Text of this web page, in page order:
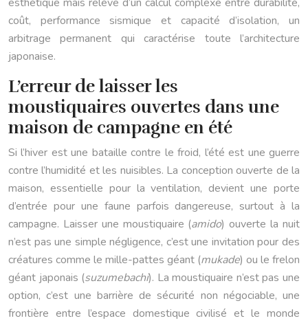
esthétique mais relève d’un calcul complexe entre durabilité,
coût, performance sismique et capacité d’isolation, un
arbitrage permanent qui caractérise toute l’architecture
japonaise.
L’erreur de laisser les
moustiquaires ouvertes dans une
maison de campagne en été
Si l’hiver est une bataille contre le froid, l’été est une guerre
contre l’humidité et les nuisibles. La conception ouverte de la
maison, essentielle pour la ventilation, devient une porte
d’entrée pour une faune parfois dangereuse, surtout à la
campagne. Laisser une moustiquaire (amido) ouverte la nuit
n’est pas une simple négligence, c’est une invitation pour des
créatures comme le mille-pattes géant (mukade) ou le frelon
géant japonais (suzumebachi). La moustiquaire n’est pas une
option, c’est une barrière de sécurité non négociable, une
frontière entre l’espace domestique civilisé et le monde